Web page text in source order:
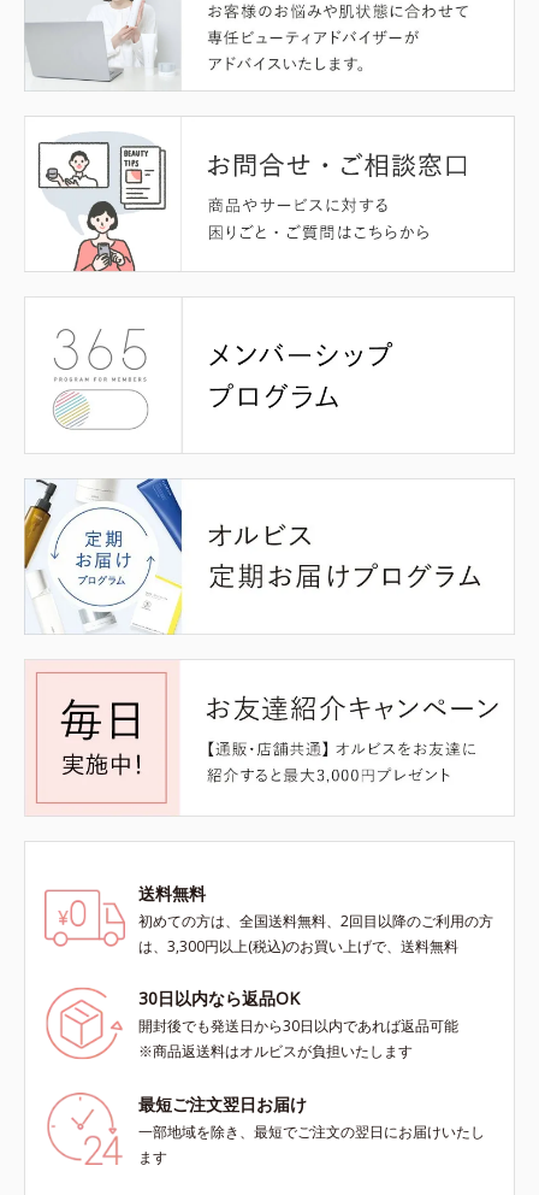
送料無料
初めての方は、全国送料無料、2回目以降のご利用の方
は、3,300円以上(税込)のお買い上げで、送料無料
30日以内なら返品OK
開封後でも発送日から30日以内であれば返品可能
※商品返送料はオルビスが負担いたします
最短ご注文翌日お届け
一部地域を除き、最短でご注文の翌日にお届けいたし
ます